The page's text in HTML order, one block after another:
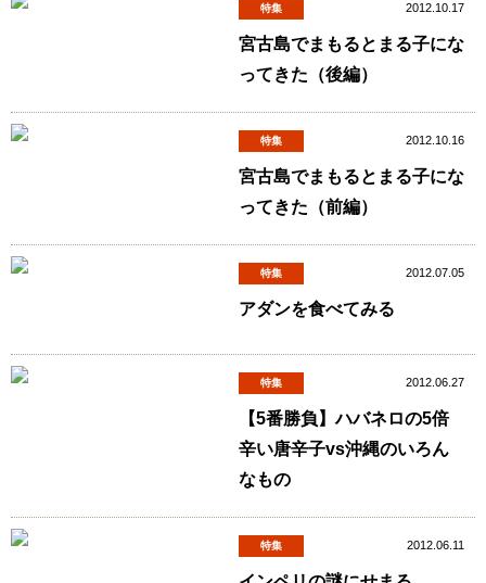
特集 2012.10.17
宮古島でまもるとまる子にな
ってきた（後編）
特集 2012.10.16
宮古島でまもるとまる子にな
ってきた（前編）
特集 2012.07.05
アダンを食べてみる
特集 2012.06.27
【5番勝負】ハバネロの5倍
辛い唐辛子vs沖縄のいろん
なもの
特集 2012.06.11